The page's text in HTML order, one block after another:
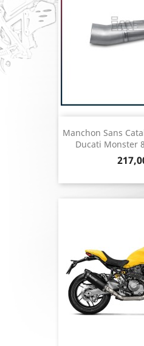
Manchon Sans
Ducati Monster
Prix